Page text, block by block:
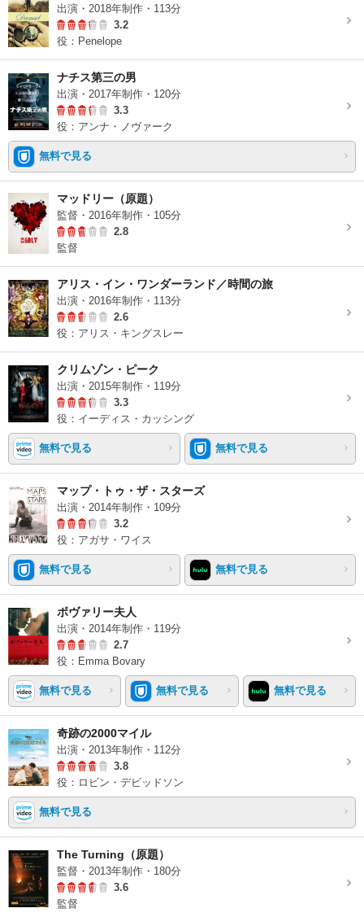
出演・2018年制作・113分
3.2
役：Penelope
ナチス第三の男
出演・2017年制作・120分
3.3
役：アンナ・ノヴァーク
無料で見る
マッドリー（原題）
監督・2016年制作・105分
2.8
監督
アリス・イン・ワンダーランド／時間の旅
出演・2016年制作・113分
2.6
役：アリス・キングスレー
クリムゾン・ピーク
出演・2015年制作・119分
3.3
役：イーディス・カッシング
無料で見る 無料で見る
マップ・トゥ・ザ・スターズ
出演・2014年制作・109分
3.2
役：アガサ・ワイス
無料で見る 無料で見る
ボヴァリー夫人
出演・2014年制作・119分
2.7
役：Emma Bovary
無料で見る 無料で見る 無料で見る
奇跡の2000マイル
出演・2013年制作・112分
3.8
役：ロビン・デビッドソン
無料で見る
The Turning（原題）
監督・2013年制作・180分
3.6
監督